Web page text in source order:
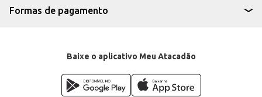
Formas de pagamento
Baixe o aplicativo Meu Atacadão